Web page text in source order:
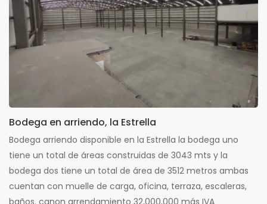
Bodega en arriendo, la Estrella
Bodega arriendo disponible en la Estrella la bodega uno
tiene un total de áreas construidas de 3043 mts y la
bodega dos tiene un total de área de 3512 metros ambas
cuentan con muelle de carga, oficina, terraza, escaleras,